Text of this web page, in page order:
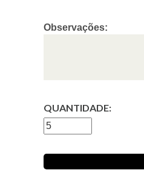
Observações:
QUANTIDADE: